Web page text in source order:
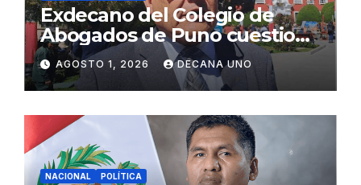
Exdecano del Colegio de
Abogados de Puno cuestiona
propuestas sobre seguridad
ciudadana
AGOSTO 1, 2026 DECANA UNO
NACIONAL POLÍTICA